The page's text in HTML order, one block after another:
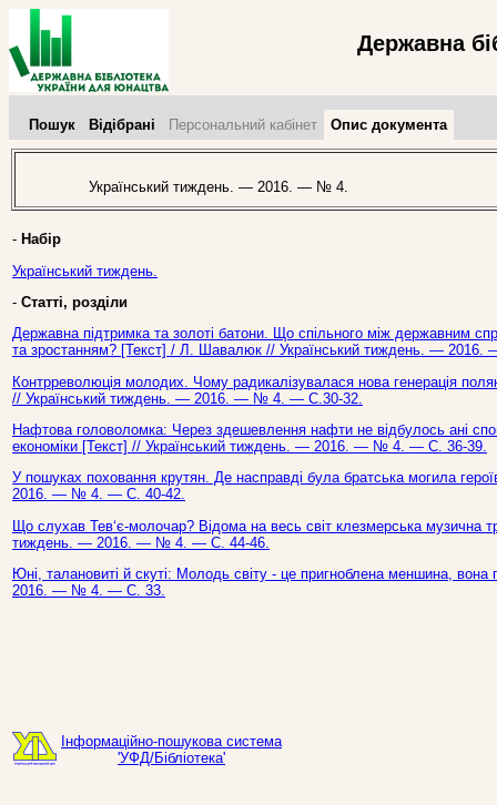
Державна
Пошук Відібрані Персональний кабінет Опис документа
Український тиждень. — 2016. — № 4.
- Набір
Український тиждень.
- Статті, розділи
Державна підтримка та золоті батони. Що спільного між державним
та зростанням? [Текст] / Л. Шавалюк // Український тиждень. —
Контрреволюція молодих. Чому радикалізувалася нова генерація
// Український тиждень. — 2016. — № 4. — С.30-32.
Нафтова головоломка: Через здешевлення нафти не відбулось ані
економіки [Текст] // Український тиждень. — 2016. — № 4. — С. 36-39.
У пошуках поховання крутян. Де насправді була братська могила
2016. — № 4. — С. 40-42.
Що слухав Тев‘є-молочар? Відома на весь світ клезмерська музична
тиждень. — 2016. — № 4. — С. 44-46.
Юні, талановиті й скуті: Молодь світу - це пригноблена меншина,
2016. — № 4. — С. 33.
Інформаційно-пошукова система
'УФД/Бібліотека'